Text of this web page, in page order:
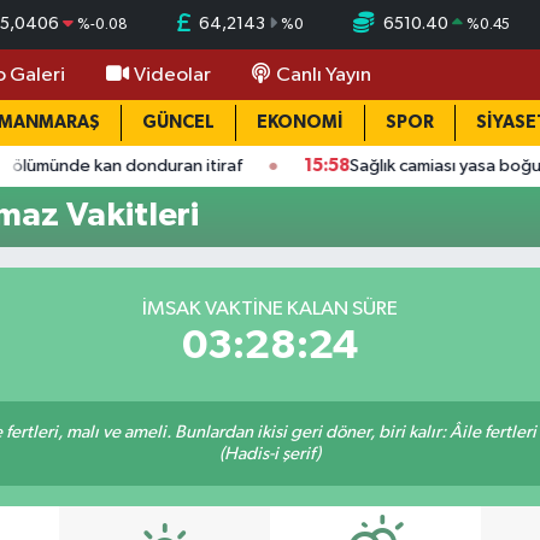
%-0.08 64,2143 %0 6510.40 %0.45
Galeri Videolar Canlı Yayın
GÜNCEL EKONOMİ SPOR
kan donduran itiraf 15:58 Sağlık camiası yasa boğuldu:
Vakitleri
İMSAK VAKTINE KALAN SÜRE
03:28:23
malı ve ameli. Bunlardan ikisi geri döner, biri kalır: Âile fertleri
(Hadis-i şerif)